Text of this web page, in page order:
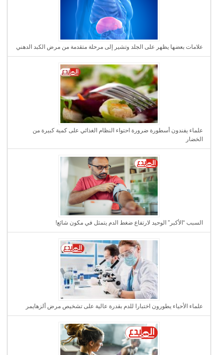
علامات بعضها يظهر على الجلد وتشير إلى مرحلة متقدمة من مرض الكبد الدهني
علماء يفندون أسطورة ضرورة احتواء النظام الغذائي على كمية كبيرة من
الخضار
السبب “الأكبر” الوحيد لارتفاع ضغط الدم يتمثل في مكون شائع!
علماء الأحياء يطورون اختبارا للدم بقدرة عالية على تشخيص مرض ألزهايمر